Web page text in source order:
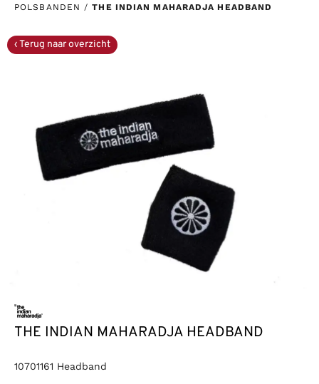
POLSBANDEN /THE INDIAN MAHARADJA HEADBAND
THE INDIAN MAHARADJA HEADBAND
10701161 Headband